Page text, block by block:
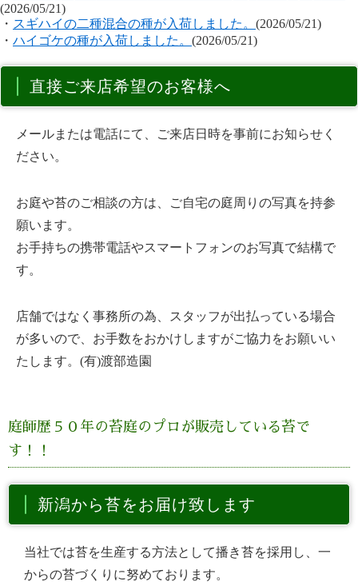
(2026/05/21)
・ スギハイの二種混合の種が入荷しました。 (2026/05/21)
・ ハイゴケの種が入荷しました。 (2026/05/21)
直接ご来店希望のお客様へ
メールまたは電話にて、ご来店日時を事前にお知らせく
ださい。
お庭や苔のご相談の方は、ご自宅の庭周りの写真を持参
願います。
お手持ちの携帯電話やスマートフォンのお写真で結構で
す。
店舗ではなく事務所の為、スタッフが出払っている場合
が多いので、お手数をおかけしますがご協力をお願いい
たします。(有)渡部造園
庭師歴５０年の苔庭のプロが販売している苔で
す！！
新潟から苔をお届け致します
当社では苔を生産する方法として播き苔を採用し、一
からの苔づくりに努めております。